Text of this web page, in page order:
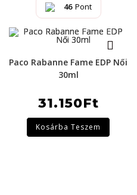
46 Pont
Paco Rabanne Fame EDP Női
30ml
31.150Ft
Kosárba Teszem